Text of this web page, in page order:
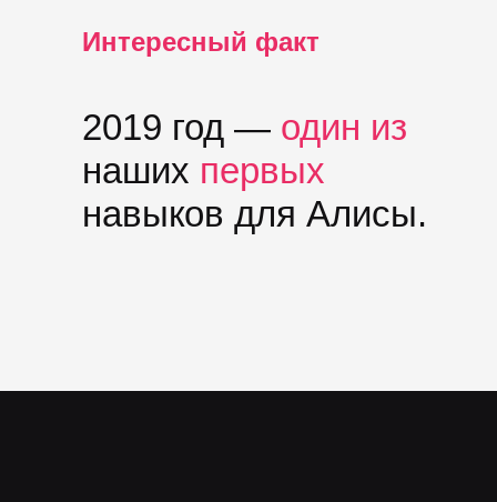
Интересный факт
2019 год — один из
наших первых
навыков для Алисы.